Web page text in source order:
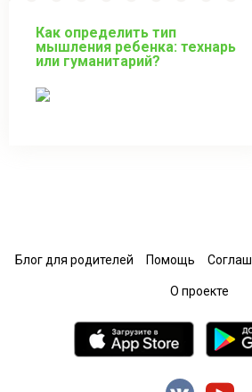
Как определить тип
мышления ребенка: технарь
или гуманитарий?
Блог для родителей Помощь
О проекте